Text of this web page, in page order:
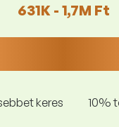
631K - 1,7M Ft
keres
10%